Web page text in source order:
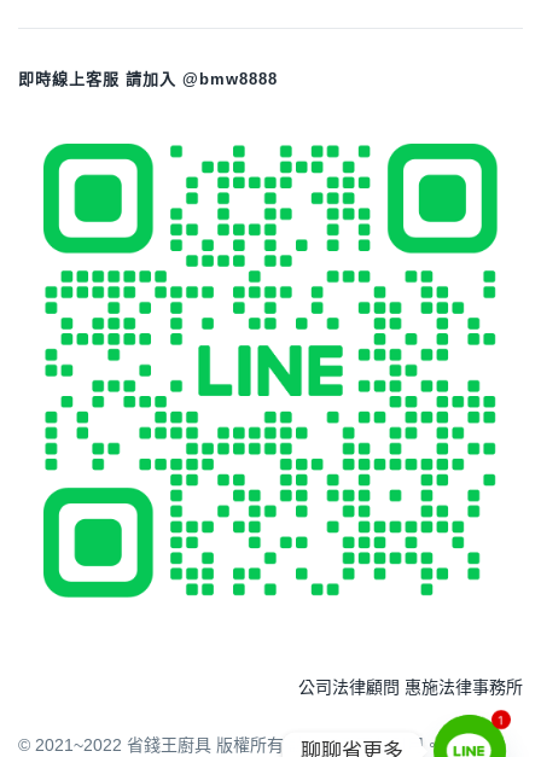
即時線上客服 請加入 @bmw8888
© 2021~2022 省錢王廚具 版權所有 請勿任意下載引用。
公司法律顧問 惠施法律事務所
聊聊省更多